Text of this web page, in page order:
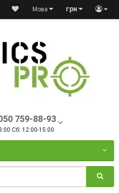
грн
Мова
759-88-93
Сб: 12:00-15:00